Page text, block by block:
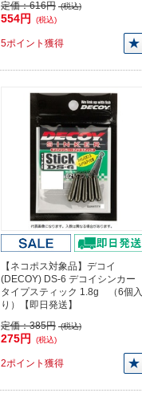
定価：616円 (税込)
554円 (税込)
5ポイント獲得
【ネコポス対象品】デコイ
(DECOY) DS-6 デコイシンカー
タイプスティック 1.8g （6個入
り）【即日発送】
定価：385円 (税込)
275円 (税込)
2ポイント獲得